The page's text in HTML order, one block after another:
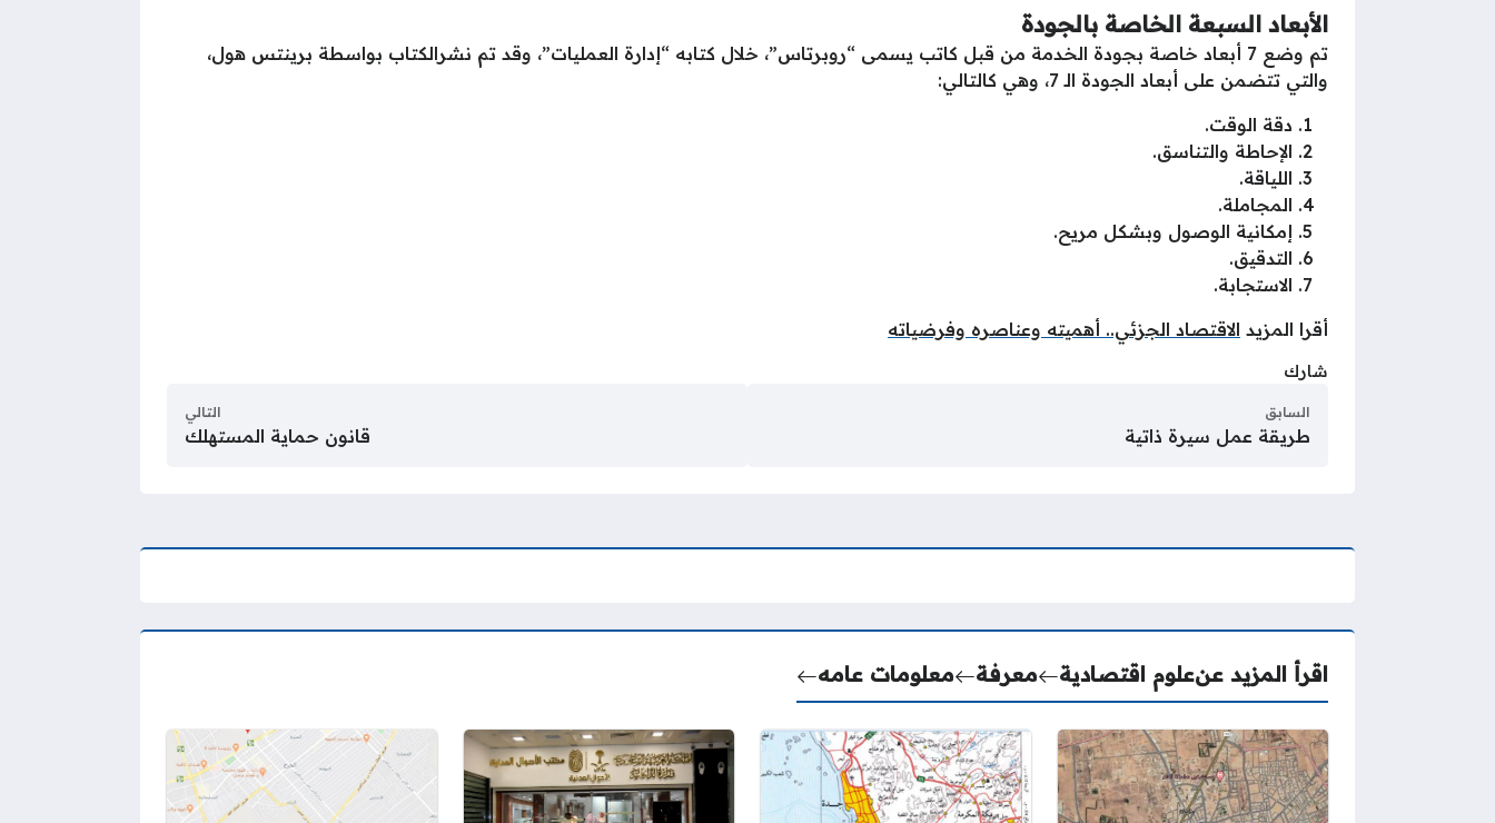
الأبعاد السبعة الخاصة بالجودة
تم وضع 7 أبعاد خاصة بجودة الخدمة من قبل كاتب يسمى “روبرتاس”، خلال كتابه “إدارة العمليات”، وقد تم نشرالكتاب بواسطة برينتس هول،
والتي تتضمن على أبعاد الجودة الـ 7، وهي كالتالي:
دقة الوقت.
الإحاطة والتناسق.
اللياقة.
المجاملة.
إمكانية الوصول وبشكل مريح.
التدقيق.
الاستجابة.
أقرا المزيد الاقتصاد الجزئي.. أهميته وعناصره وفرضياته
شارك
السابق
طريقة عمل سيرة ذاتية
التالي
قانون حماية المستهلك
اقرأ المزيد عنعلوم اقتصادية معرفة معلومات عامه